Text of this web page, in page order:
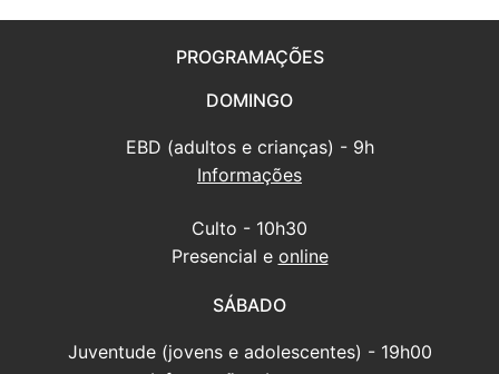
PROGRAMAÇÕES
DOMINGO
EBD (adultos e crianças) - 9h
Informações
Culto - 10h30
Presencial e online
SÁBADO
Juventude (jovens e adolescentes) - 19h00